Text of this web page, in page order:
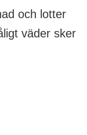
och lotter
väder sker